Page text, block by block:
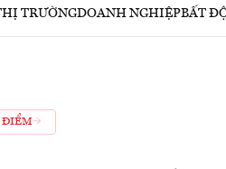
TRƯỜNGDOANH NGHIỆPBẤT
ĐIỂM